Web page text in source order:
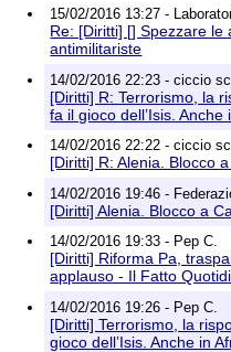
15/02/2016 13:27 -
Re: [Diritti] [] Spezzare
antimilitariste
14/02/2016 22:23 - ciccio
[Diritti] R: Terrorismo, la
fa il gioco dell’Isis.
14/02/2016 22:22 - ciccio
[Diritti] R: Alenia. Blocco
14/02/2016 19:46 -
[Diritti] Alenia. Blocco a
14/02/2016 19:33 - Pep C.
[Diritti] Riforma Pa,
applauso - Il Fatto
14/02/2016 19:26 - Pep C.
[Diritti] Terrorismo, la
gioco dell’Isis. Anche in